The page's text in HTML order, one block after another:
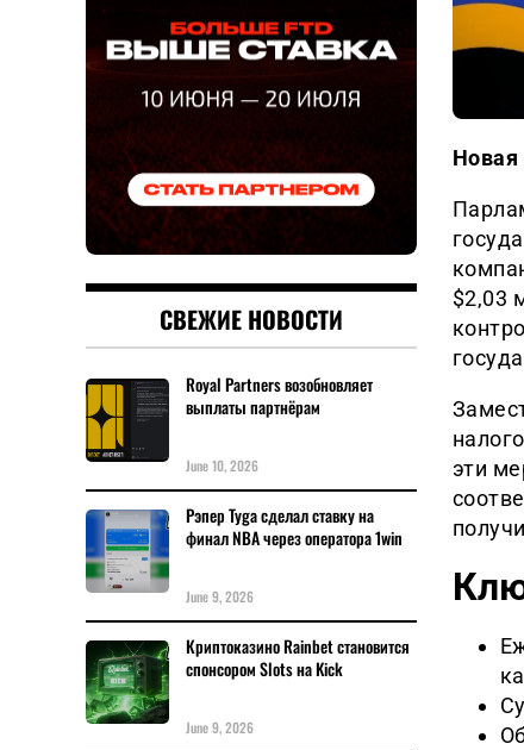
Новая
$2,03
эти
СВЕЖИЕ НОВОСТИ
Royal Partners возобновляет
выплаты партнёрам
June 10, 2026
Рэпер Tyga сделал ставку на
финал NBA через оператора 1win
June 9, 2026
Криптоказино Rainbet становится
спонсором Slots на Kick
June 9, 2026